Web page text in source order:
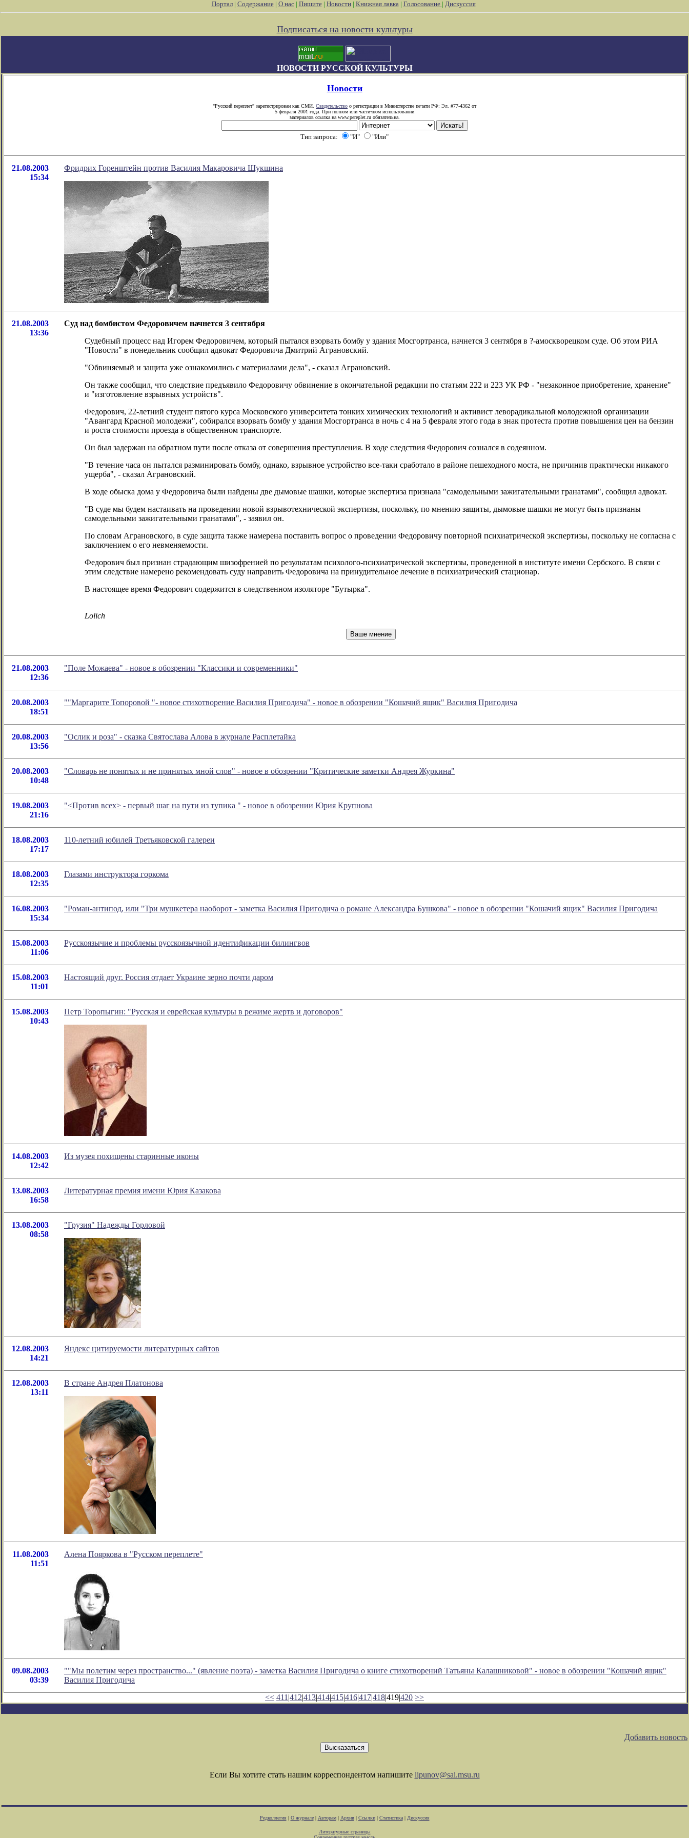
Портал| Содержание| О нас| Пишите| Новости| Книжная лавка| Голосование | Дискуссия
Подписаться на новости культуры
НОВОСТИ РУССКОЙ КУЛЬТУРЫ
Новости
"Русский переплет" зарегистрирован как СМИ. Свидетельство о регистрации в Министерстве печати РФ: Эл. #77-4362 от
5 февраля 2001 года. При полном или частичном использовании
материалов ссылка на www.pereplet.ru обязательна.
Тип запроса: "И" "Или"
21.08.2003
15:34
Фридрих Горенштейн против Василия Макаровича Шукшина
21.08.2003
13:36
Суд над бомбистом Федоровичем начнется 3 сентября
Судебный процесс над Игорем Федоровичем, который пытался взорвать бомбу у здания Мосгортранса, начнется 3 сентября в ?-амоскворецком суде. Об этом РИА
"Новости" в понедельник сообщил адвокат Федоровича Дмитрий Аграновский.
"Обвиняемый и защита уже ознакомились с материалами дела", - сказал Аграновский.
Он также сообщил, что следствие предъявило Федоровичу обвинение в окончательной редакции по статьям 222 и 223 УК РФ - "незаконное приобретение, хранение"
и "изготовление взрывных устройств".
Федорович, 22-летний студент пятого курса Московского университета тонких химических технологий и активист леворадикальной молодежной организации
"Авангард Красной молодежи", собирался взорвать бомбу у здания Мосгортранса в ночь с 4 на 5 февраля этого года в знак протеста против повышения цен на бензин
и роста стоимости проезда в общественном транспорте.
Он был задержан на обратном пути после отказа от совершения преступления. В ходе следствия Федорович сознался в содеянном.
"В течение часа он пытался разминировать бомбу, однако, взрывное устройство все-таки сработало в районе пешеходного моста, не причинив практически никакого
ущерба", - сказал Аграновский.
В ходе обыска дома у Федоровича были найдены две дымовые шашки, которые экспертиза признала "самодельными зажигательными гранатами", сообщил адвокат.
"В суде мы будем настаивать на проведении новой взрывотехнической экспертизы, поскольку, по мнению защиты, дымовые шашки не могут быть признаны
самодельными зажигательными гранатами", - заявил он.
По словам Аграновского, в суде защита также намерена поставить вопрос о проведении Федоровичу повторной психиатрической экспертизы, поскольку не согласна с
заключением о его невменяемости.
Федорович был признан страдающим шизофренией по результатам психолого-психиатрической экспертизы, проведенной в институте имени Сербского. В связи с
этим следствие намерено рекомендовать суду направить Федоровича на принудительное лечение в психиатрический стационар.
В настоящее время Федорович содержится в следственном изоляторе "Бутырка".
Lolich
21.08.2003
12:36
"Поле Можаева" - новое в обозрении "Классики и современники"
20.08.2003
18:51
""Маргарите Топоровой "- новое стихотворение Василия Пригодича" - новое в обозрении "Кошачий ящик" Василия Пригодича
20.08.2003
13:56
"Ослик и роза" - сказка Святослава Алова в журнале Расплетайка
20.08.2003
10:48
"Словарь не понятых и не принятых мной слов" - новое в обозрении "Критические заметки Андрея Журкина"
19.08.2003
21:16
"<Против всех> - первый шаг на пути из тупика " - новое в обозрении Юрия Крупнова
18.08.2003
17:17
110-летний юбилей Третьяковской галереи
18.08.2003
12:35
Глазами инструктора горкома
16.08.2003
15:34
"Роман-антипод, или "Три мушкетера наоборот - заметка Василия Пригодича о романе Александра Бушкова" - новое в обозрении "Кошачий ящик" Василия Пригодича
15.08.2003
11:06
Русскоязычие и проблемы русскоязычной идентификации билингвов
15.08.2003
11:01
Настоящий друг. Россия отдает Украине зерно почти даром
15.08.2003
10:43
Петр Торопыгин: "Русская и еврейская культуры в режиме жертв и договоров"
14.08.2003
12:42
Из музея похищены старинные иконы
13.08.2003
16:58
Литературная премия имени Юрия Казакова
13.08.2003
08:58
"Грузия" Надежды Горловой
12.08.2003
14:21
Яндекс цитируемости литературных сайтов
12.08.2003
13:11
В стране Андрея Платонова
11.08.2003
11:51
Алена Пояркова в "Русском переплете"
09.08.2003
03:39
""Мы полетим через пространство..." (явление поэта) - заметка Василия Пригодича о книге стихотворений Татьяны Калашниковой" - новое в обозрении "Кошачий ящик"
Василия Пригодича
<< 411 |412|413|414|415|416|417|418|419|420 >>
Добавить новость
Если Вы хотите стать нашим корреспондентом напишите lipunov@sai.msu.ru
Редколлегия| О журнале| Авторам| Архив| Ссылки| Статистика| Дискуссия
Литературные страницы